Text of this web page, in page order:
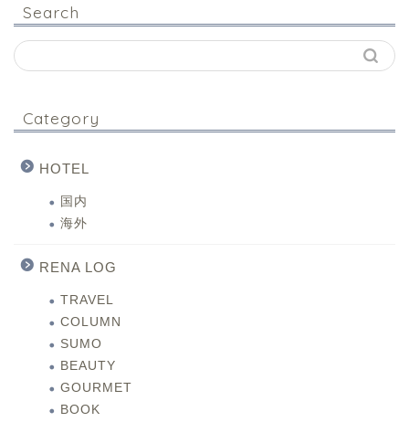
Search
Category
HOTEL
国内
海外
RENA LOG
TRAVEL
COLUMN
SUMO
BEAUTY
GOURMET
BOOK